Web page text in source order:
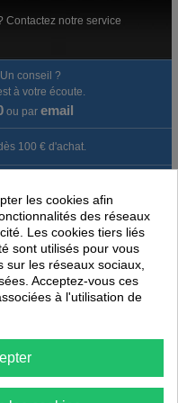
Contactez notre service
conseil ?
à votre écoute.
ou par email
100 € d'achat.
virement
jusqu'à 60 jours
ARTICLES
les cookies afin
des réseaux
Les cookies tiers liés
sont utilisés pour vous
les réseaux sociaux,
Acceptez-vous ces
à l'utilisation de